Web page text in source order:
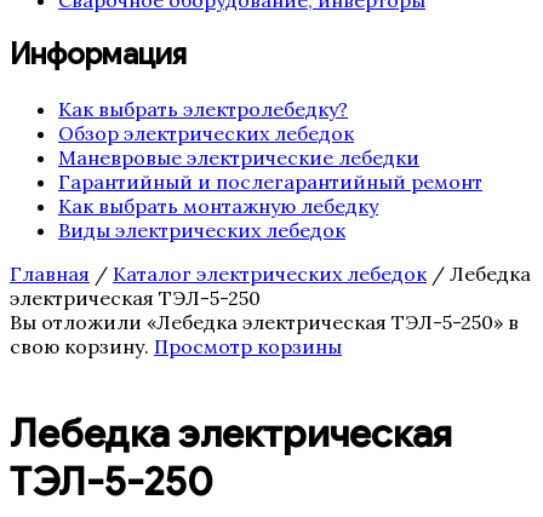
Информация
Как выбрать электролебедку?
Обзор электрических лебедок
Маневровые электрические лебедки
Гарантийный и послегарантийный ремонт
Как выбрать монтажную лебедку
Виды электрических лебедок
Главная / Каталог электрических лебедок/ Лебедка
электрическая ТЭЛ-5-250
Вы отложили «Лебедка электрическая ТЭЛ-5-250» в
свою корзину. Просмотр корзины
Лебедка электрическая
ТЭЛ-5-250